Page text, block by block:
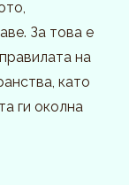
За това е
на
като
ги околна